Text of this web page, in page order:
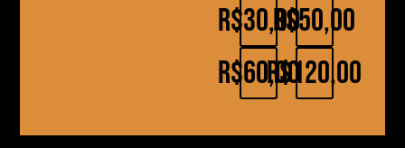
R$30,00
R$60,00
R$50,00
R$120,00